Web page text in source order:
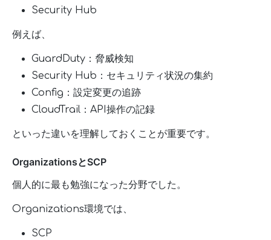
Security Hub
例えば、
GuardDuty：脅威検知
Security Hub：セキュリティ状況の集約
Config：設定変更の追跡
CloudTrail：API操作の記録
といった違いを理解しておくことが重要です。
OrganizationsとSCP
個人的に最も勉強になった分野でした。
Organizations環境では、
SCP